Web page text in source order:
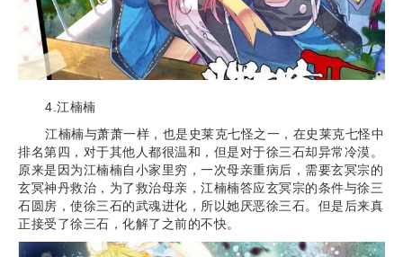
4.江楠楠
江楠楠与萧萧一样，也是史莱克七怪之一，在史莱克七怪中
排名第四，对于其他人都很温和，但是对于徐三石却异常冷漠。
原来是因为江楠楠自小家里穷，一次母亲重病后，需要玄冥宗的
玄冥神丹救治，为了救治母亲，江楠楠答应玄冥宗的条件与徐三
石圆房，使徐三石的武魂进化，所以她厌恶徐三石。但是后来真
正接受了徐三石，化解了之前的不快。